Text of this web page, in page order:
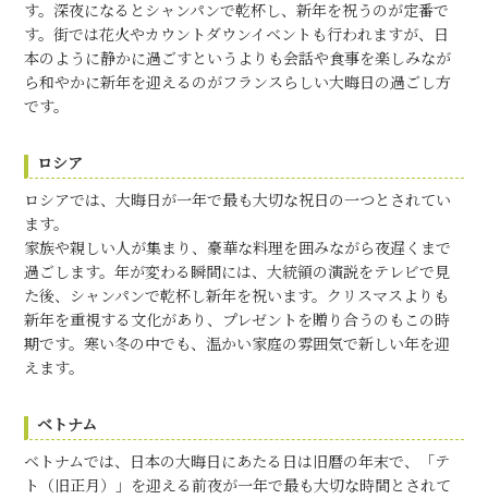
す。深夜になるとシャンパンで乾杯し、新年を祝うのが定番で
す。街では花火やカウントダウンイベントも行われますが、日
本のように静かに過ごすというよりも会話や食事を楽しみなが
ら和やかに新年を迎えるのがフランスらしい大晦日の過ごし方
です。
ロシア
ロシアでは、大晦日が一年で最も大切な祝日の一つとされてい
ます。
家族や親しい人が集まり、豪華な料理を囲みながら夜遅くまで
過ごします。年が変わる瞬間には、大統領の演説をテレビで見
た後、シャンパンで乾杯し新年を祝います。クリスマスよりも
新年を重視する文化があり、プレゼントを贈り合うのもこの時
期です。寒い冬の中でも、温かい家庭の雰囲気で新しい年を迎
えます。
ベトナム
ベトナムでは、日本の大晦日にあたる日は旧暦の年末で、「テ
ト（旧正月）」を迎える前夜が一年で最も大切な時間とされて